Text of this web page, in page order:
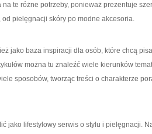
te różne potrzeby, ponieważ prezentuje
pielęgnacji skóry po modne akcesoria.
jako baza inspiracji dla osób, które chcą
można tu znaleźć wiele kierunków
sposobów, tworząc treści o charakterze
jako lifestylowy serwis o stylu i pielęgnacji.